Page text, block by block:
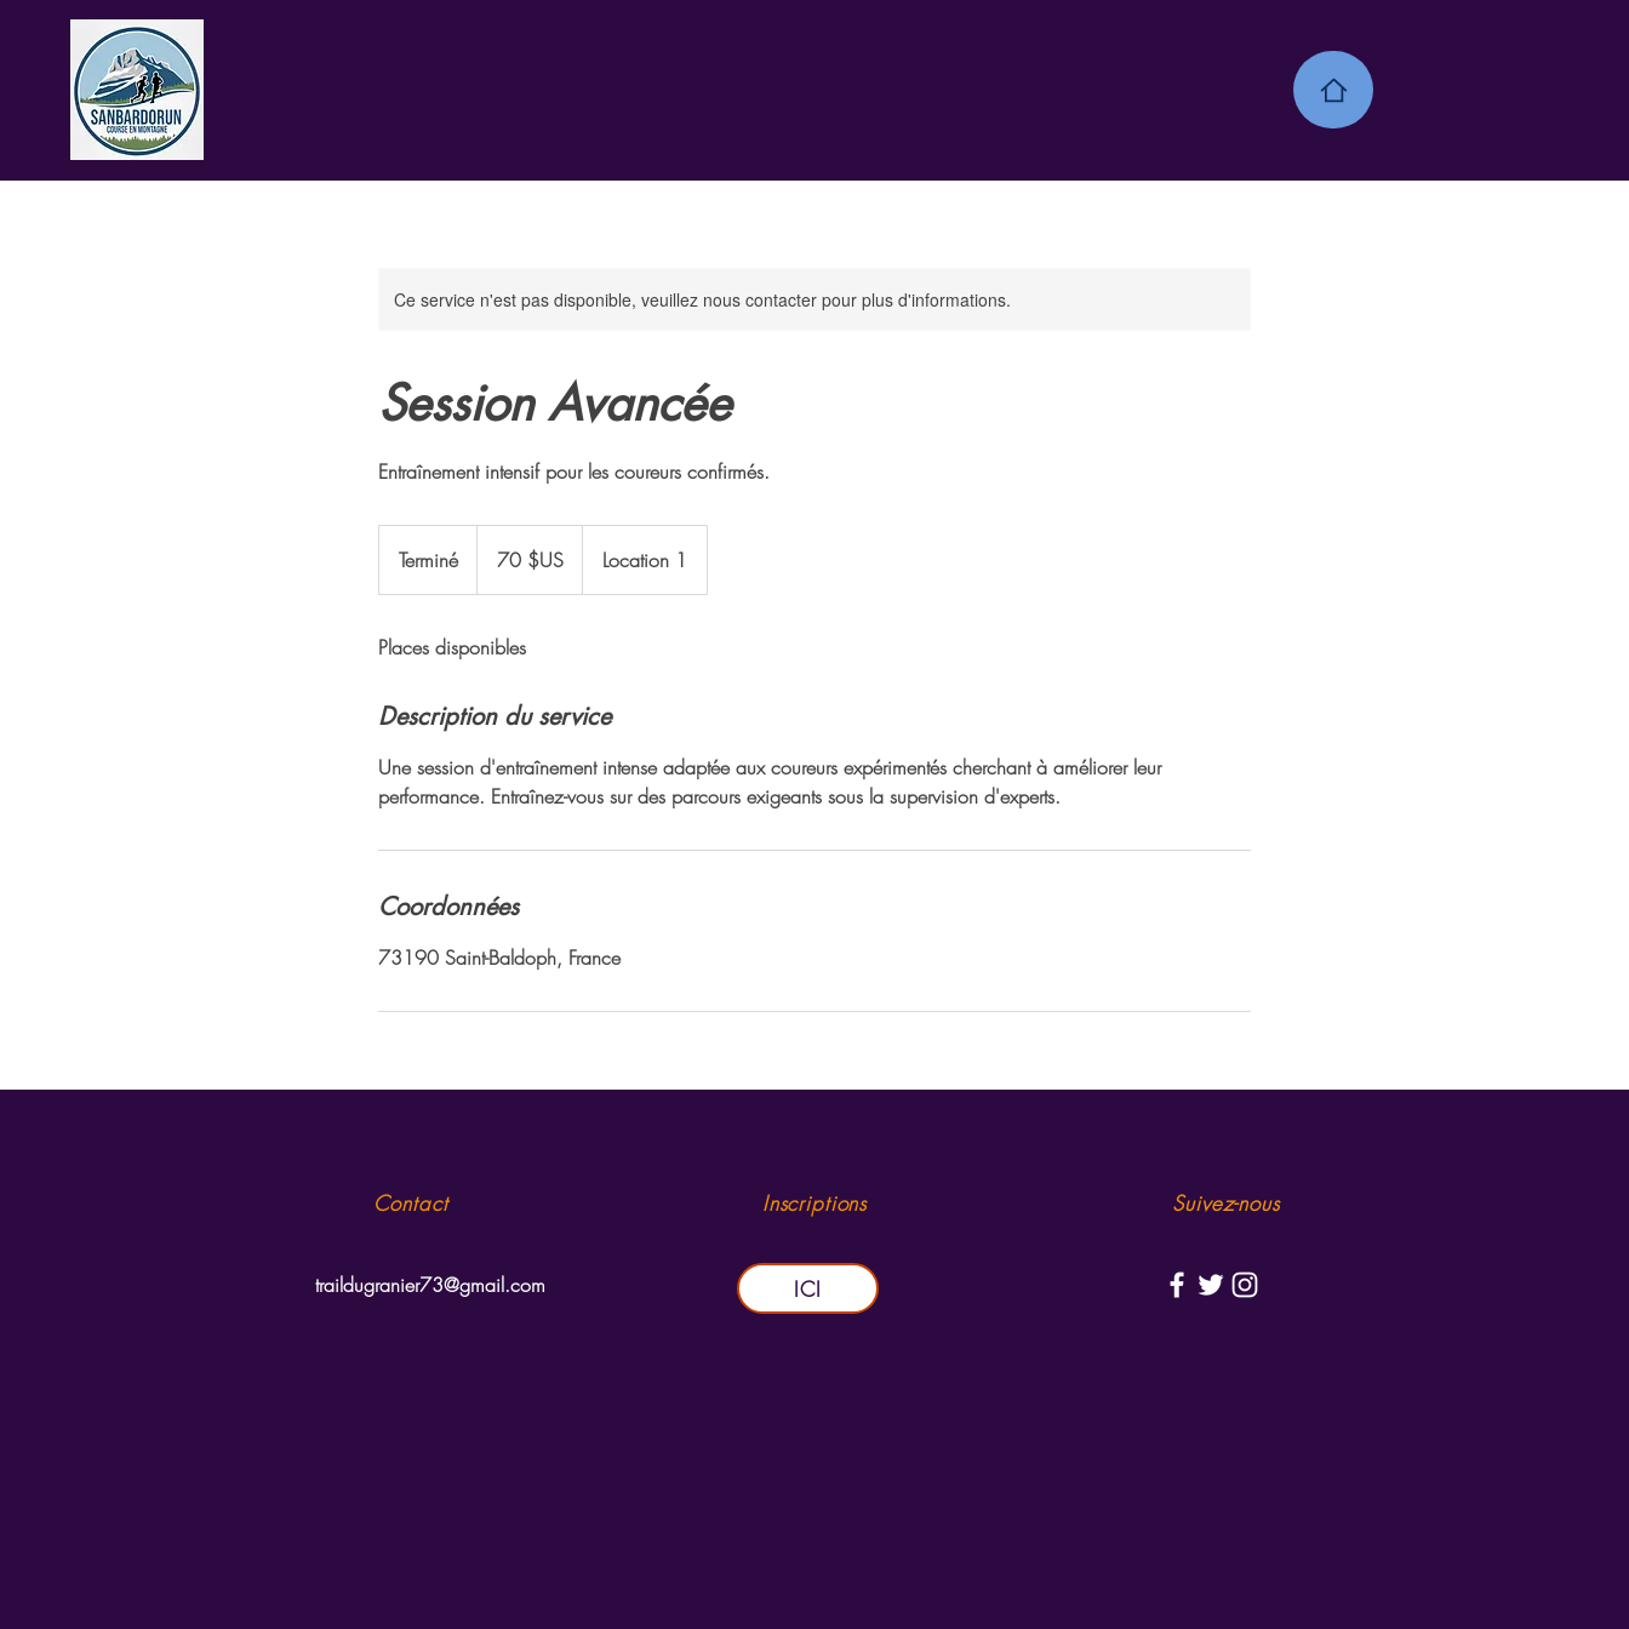
Ce service n'est pas disponible, veuillez nous contacter pour plus d'informations.
Session Avancée
Entraînement intensif pour les coureurs confirmés.
TerminéT
e
m
n
70 $US Location 1
Places disponibles
Description du service
Une session d'entraînement intense adaptée aux coureurs expérimentés cherchant à améliorer leur
performance. Entraînez-vous sur des parcours exigeants sous la supervision d'experts.
Coordonnées
73190 Saint-Baldoph, France
Contact
traildugranier73@gmail.com
Inscriptions
ICI
Suivez-nous